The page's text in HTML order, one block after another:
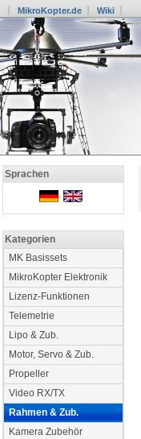
MikroKopter.de Wiki
Sprachen
Kategorien
MK Basissets
MikroKopter Elektronik
Lizenz-Funktionen
Telemetrie
Lipo & Zub.
Motor, Servo & Zub.
Propeller
Video RX/TX
Rahmen & Zub.
Kamera Zubehör